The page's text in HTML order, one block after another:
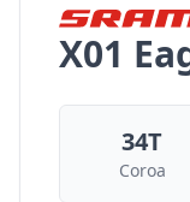
X01
Coroa
34T